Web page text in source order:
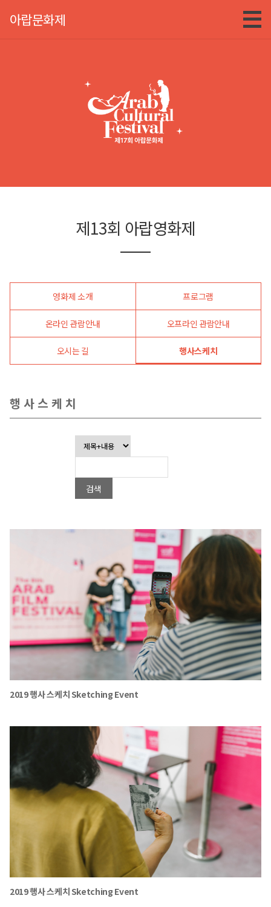
아랍문화제
제13회 아랍영화제
영화제 소개 프로그램
온라인 관람안내 오프라인 관람안내
오시는 길 행사스케치
행사스케치
2019 행사 스케치 Sketching Event
2019 행사 스케치 Sketching Event